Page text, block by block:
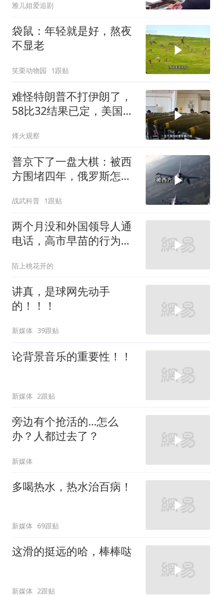
雅儿姐爱追剧
袋鼠：年轻就是好，熬夜
不显老
笑栗动物园 1跟贴
难怪特朗普不打伊朗了，
58比32结果已定，美国专
烽火观察
普京下了一盘大棋：被西
方围堵四年，俄罗斯怎么
战武科普 1跟贴
两个月没和外国领导人通
电话，高市早苗的行为让
陌上桃花开的
讲真，是球网先动手
的！！！
新媒体 39跟贴
论背景音乐的重要性！！
新媒体 2跟贴
旁边有个抢活的…怎么
办？人都过去了？
新媒体
多喝热水，热水治百病！
新媒体 69跟贴
这滑的挺远的哈，棒棒哒
新媒体 2跟贴